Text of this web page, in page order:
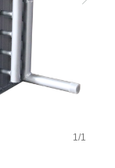
1 /1